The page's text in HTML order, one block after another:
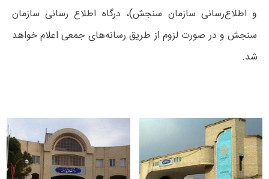
و اطلاع‌رسانی سازمان سنجش)، درگاه اطلاع رسانی سازمان
سنجش و در صورت لزوم از طریق رسانه‌های جمعی اعلام خواهد
شد.